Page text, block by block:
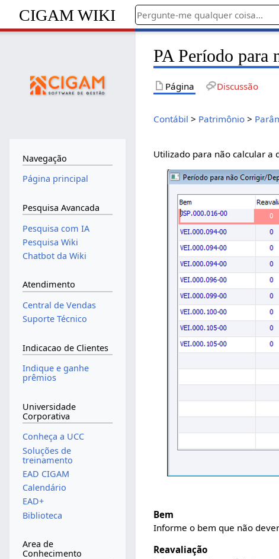
CIGAM WIKI
PA Período para
Página Discussão
Contábil > Patrimônio >
Utilizado para não calcular a
Bem
Informe o bem que não
Reavaliação
Navegação
Página principal
Pesquisa Avancada
Pesquisa com IA
Pesquisa Wiki
Chatbot da Wiki
Atendimento
Central de Vendas
Suporte Técnico
Indicacao de Clientes
Indique e ganhe
prêmios
Universidade
Corporativa
Conheça a UCC
Soluções de
treinamento
EAD CIGAM
Calendário
EAD+
Biblioteca
Area de
Conhecimento